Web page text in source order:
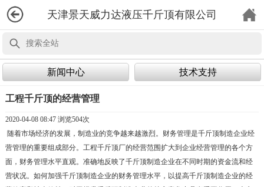
天津景天威力达液压千斤顶有限公司
新闻中心 技术支持
工程千斤顶的经营管理
2020-04-08 08:47 浏览504次
随着市场经济的发展，制造业的竞争越来越激烈。财务管理是千斤顶制造企业经
营管理的重要组成部分。工程千斤顶厂的经营范围扩大到企业经营管理的各个方
面，财务管理水平直观。准确地反映了千斤顶制造企业在不同时期的资金流和经
营状况。如何加强千斤顶制造企业的财务管理水平，以提高千斤顶制造企业的经